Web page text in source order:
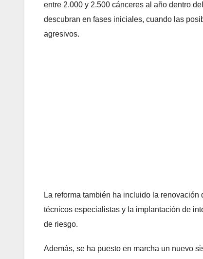
entre 2.000 y 2.500 cánceres al año dentro
descubran en fases iniciales, cuando las
agresivos.
La reforma también ha incluido la
técnicos especialistas y la implantación de
de riesgo.
Además, se ha puesto en marcha un nuevo